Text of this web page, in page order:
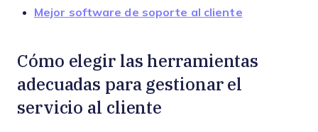
Mejor software de soporte al cliente
Cómo elegir las herramientas
adecuadas para gestionar el
servicio al cliente